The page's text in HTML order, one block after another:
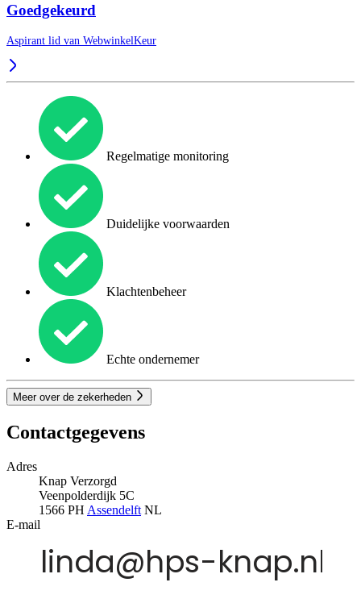
Goedgekeurd
Aspirant lid van WebwinkelKeur
Regelmatige monitoring
Duidelijke voorwaarden
Klachtenbeheer
Echte ondernemer
Meer over de zekerheden
Contactgegevens
Adres
Knap Verzorgd
Veenpolderdijk 5C
1566 PH Assendelft NL
E-mail